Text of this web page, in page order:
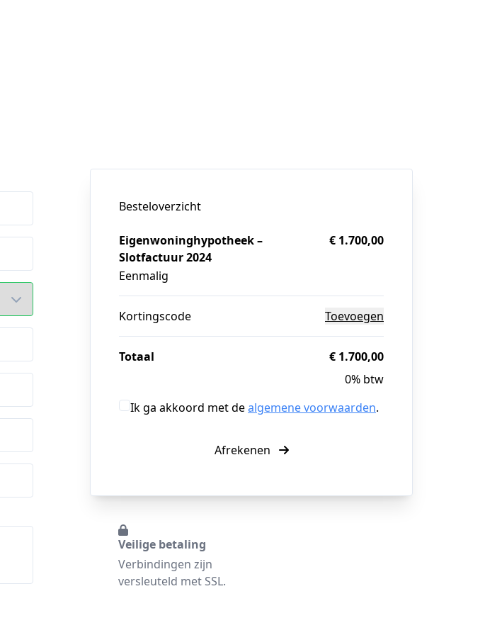
Besteloverzicht
Eigenwoninghypotheek –
Slotfactuur 2024
Eenmalig
€ 1.700,00
Kortingscode Toevoegen
Totaal
€ 1.700,00
0% btw
Ik ga akkoord met dealgemene voorwaarden.
Afrekenen
Veilige betaling
Verbindingen zijn
versleuteld met SSL.